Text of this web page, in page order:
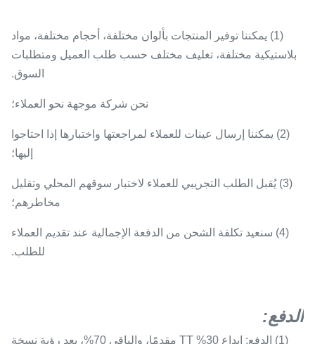
(1) يمكننا توفير المنتجات بألوان مختلفة، أحجام مختلفة، مواد
بلاستيكية مختلفة، تغليف مختلف حسب طلب العميل ومتطلبات
السوق.
نحن شركة موجهة نحو العملاء؛
(2) يمكننا إرسال عينات للعملاء لمراجعتها واختبارها إذا احتاجوا
إليها؛
(3) يُقبل الطلب التجريبي للعملاء لاختبار سوقهم المحلي وتقليل
مخاطرهم؛
(4) سنعيد تكلفة الشحن من الدفعة الإجمالية عند تقديم العملاء
للطلب.
الدفع:
(1) الدفع: إيداع 30% TT مقدمًا، والباقي 70%، بعد رؤية نسخة